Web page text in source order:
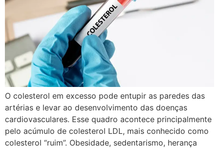
O colesterol em excesso pode entupir as paredes das
artérias e levar ao desenvolvimento das doenças
cardiovasculares. Esse quadro acontece principalmente
pelo acúmulo de colesterol LDL, mais conhecido como
colesterol “ruim”. Obesidade, sedentarismo, herança